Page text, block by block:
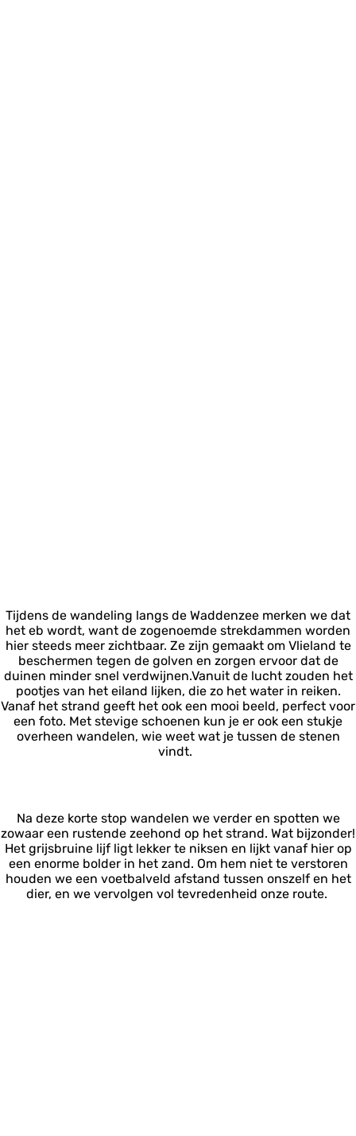
Tijdens de wandeling langs de Waddenzee merken we dat
het eb wordt, want de zogenoemde strekdammen worden
hier steeds meer zichtbaar. Ze zijn gemaakt om Vlieland te
beschermen tegen de golven en zorgen ervoor dat de
duinen minder snel verdwijnen.Vanuit de lucht zouden het
pootjes van het eiland lijken, die zo het water in reiken.
Vanaf het strand geeft het ook een mooi beeld, perfect voor
een foto. Met stevige schoenen kun je er ook een stukje
overheen wandelen, wie weet wat je tussen de stenen
vindt.
Na deze korte stop wandelen we verder en spotten we
zowaar een rustende zeehond op het strand. Wat bijzonder!
Het grijsbruine lijf ligt lekker te niksen en lijkt vanaf hier op
een enorme bolder in het zand. Om hem niet te verstoren
houden we een voetbalveld afstand tussen onszelf en het
dier, en we vervolgen vol tevredenheid onze route.